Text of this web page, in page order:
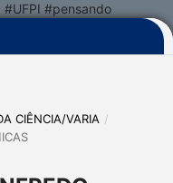
#UFPI #pensando
CIÊNCIA/VARIA /